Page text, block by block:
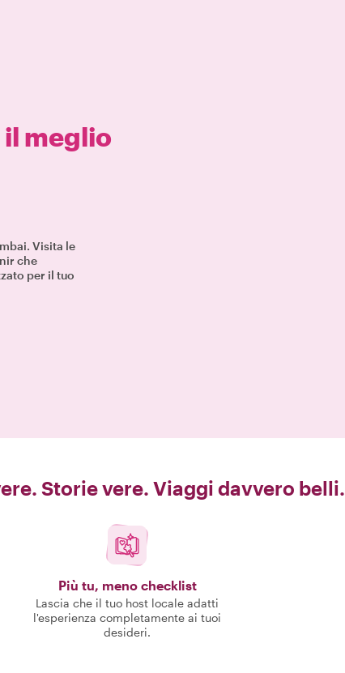
il meglio
Visita le
che
per il tuo
Storie vere. Viaggi davvero belli.
Più tu, meno checklist
Lascia che il tuo host locale adatti
l'esperienza completamente ai tuoi
desideri.